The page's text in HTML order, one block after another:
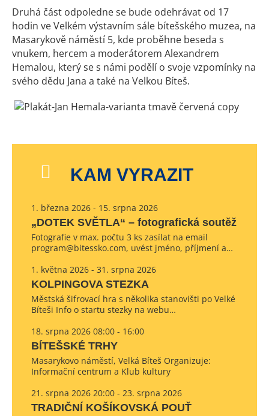
Druhá část odpoledne se bude odehrávat od 17
hodin ve Velkém výstavním sále bítešského muzea, na
Masarykově náměstí 5, kde proběhne beseda s
vnukem, hercem a moderátorem Alexandrem
Hemalou, který se s námi podělí o svoje vzpomínky na
svého dědu Jana a také na Velkou Bíteš.
KAM VYRAZIT
1. března 2026 - 15. srpna 2026
„DOTEK SVĚTLA“ – fotografická soutěž
Fotografie v max. počtu 3 ks zasílat na email
program@bitessko.com, uvést jméno, příjmení a…
1. května 2026 - 31. srpna 2026
KOLPINGOVA STEZKA
Městská šifrovací hra s několika stanovišti po Velké
Bíteši Info o startu stezky na webu…
18. srpna 2026 08:00 - 16:00
BÍTEŠSKÉ TRHY
Masarykovo náměstí, Velká Bíteš Organizuje:
Informační centrum a Klub kultury
21. srpna 2026 20:00 - 23. srpna 2026
TRADIČNÍ KOŠÍKOVSKÁ POUŤ